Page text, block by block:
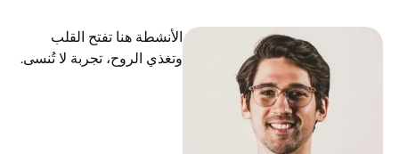
الأنشطة هنا تفتح القلب
وتغذي الروح، تجربة لا تُنسى.